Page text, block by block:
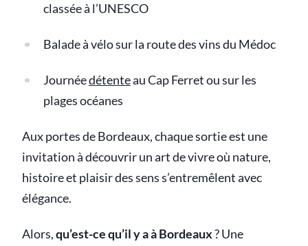
classée à l’UNESCO
Balade à vélo sur la route des vins du Médoc
Journéedétenteau Cap Ferret ou sur les
plages océanes
Aux portes de Bordeaux, chaque sortie est une
invitation à découvrir un art de vivre où nature,
histoire et plaisir des sens s’entremêlent avec
élégance.
Alors,qu’est-ce qu’il y a à Bordeaux? Une